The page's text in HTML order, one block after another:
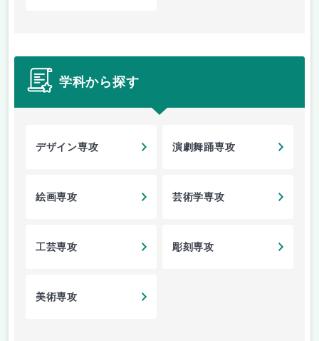
学科から探す
デザイン専攻 演劇舞踊専攻
絵画専攻 芸術学専攻
工芸専攻 彫刻専攻
美術専攻